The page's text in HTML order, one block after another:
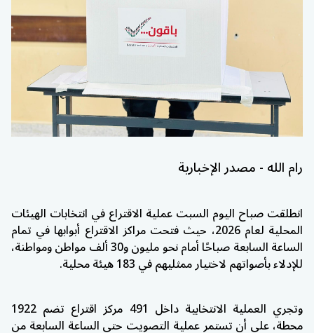
رام الله - مصدر الإخبارية
انطلقت صباح اليوم السبت عملية الاقتراع في انتخابات الهيئات
المحلية لعام 2026، حيث فتحت مراكز الاقتراع أبوابها في تمام
الساعة السابعة صباحًا أمام نحو مليون و30 ألف مواطن ومواطنة،
للإدلاء بأصواتهم لاختيار ممثليهم في 183 هيئة محلية.
وتجري العملية الانتخابية داخل 491 مركز اقتراع تضم 1922
محطة، على أن تستمر عملية التصويت حتى الساعة السابعة من